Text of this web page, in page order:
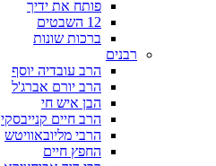
פותח את ידיך
12 השבטים
ברכות שונות
רבנים
הרב עובדיה יוסף
הרב יורם אברג'ל
הבן איש חי
הרב חיים קנייבסקי
הרבי מליובאוויטש
החפץ חיים